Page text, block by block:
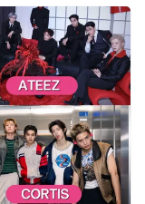
ำเดือน
ก์อันดับ 1 ต่อ